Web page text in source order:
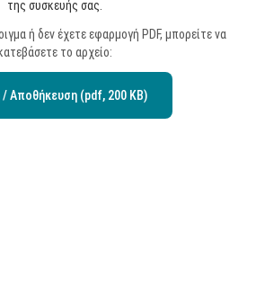
της συσκευής σας.
ή δεν έχετε εφαρμογή PDF, μπορείτε να
το αρχείο:
/ Αποθήκευση (pdf, 200 KB)